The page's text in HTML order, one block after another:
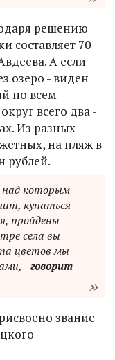
решению
составляет 70
А если
озеро - виден
по всем
всего два -
Из разных
на пляж в
рублей.
над которым
купаться
пройдены
села вы
цветов мы
-говорит
звание